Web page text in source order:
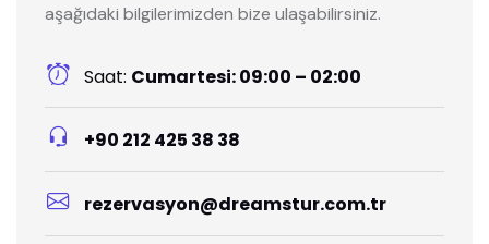
aşağıdaki bilgilerimizden bize ulaşabilirsiniz.
Saat: Cumartesi: 09:00 – 02:00
+90 212 425 38 38
rezervasyon@dreamstur.com.tr